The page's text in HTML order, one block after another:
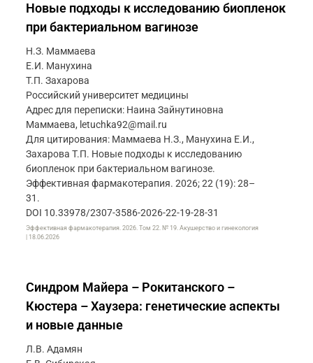
Новые подходы к исследованию биопленок
при бактериальном вагинозе
Н.З. Маммаева
Е.И. Манухина
Т.П. Захарова
Российский университет медицины
Адрес для переписки: Наина Зайнутиновна
Маммаева, letuchka92@mail.ru
Для цитирования: Маммаева Н.З., Манухина Е.И.,
Захарова Т.П. Новые подходы к исследованию
биопленок при бактериальном вагинозе.
Эффективная фармакотерапия. 2026; 22 (19): 28–
31.
DOI 10.33978/2307-3586-2026-22-19-28-31
Эффективная фармакотерапия. 2026. Том 22. № 19. Акушерство и гинекология
| 18.06.2026
Синдром Майера – Рокитанского –
Кюстера – Хаузера: генетические аспекты
и новые данные
Л.В. Адамян